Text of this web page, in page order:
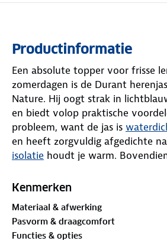
Productinformatie
Een absolute topper voor frisse
zomerdagen is de Durant
Nature. Hij oogt strak in
en biedt volop praktische
probleem, want de jas is
en heeft zorgvuldig afgedichte
isolatie houdt je warm.
afritsbare capuchon maken hem
wisselvallig weer. Pas de taille,
Kenmerken
Materiaal & afwerking
Pasvorm & draagcomfort
Functies & opties